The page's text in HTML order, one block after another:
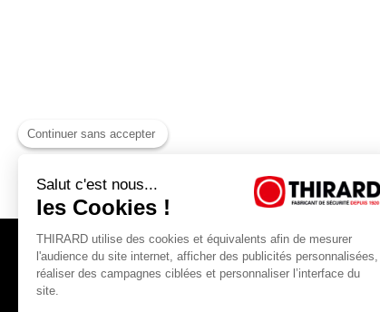
Continuer sans accepter
Salut c'est nous...
les Cookies !
THIRARD utilise des cookies et équivalents afin de mesurer
l'audience du site internet, afficher des publicités personnalisées,
réaliser des campagnes ciblées et personnaliser l’interface du
site.